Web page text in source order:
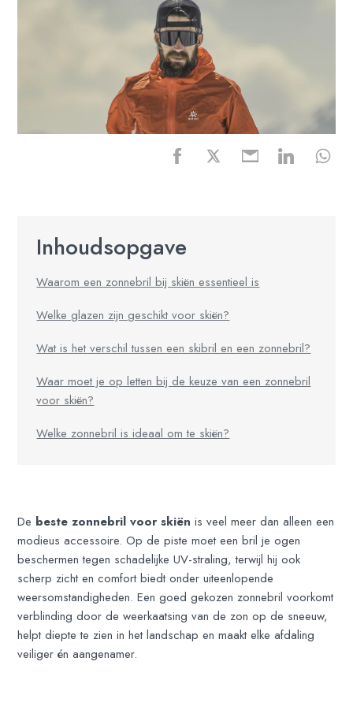
Inhoudsopgave
Waarom een zonnebril bij skiën essentieel is
Welke glazen zijn geschikt voor skiën?
Wat is het verschil tussen een skibril en een zonnebril?
Waar moet je op letten bij de keuze van een zonnebril
voor skiën?
Welke zonnebril is ideaal om te skiën?
De beste zonnebril voor skiën is veel meer dan alleen een
modieus accessoire. Op de piste moet een bril je ogen
beschermen tegen schadelijke UV-straling, terwijl hij ook
scherp zicht en comfort biedt onder uiteenlopende
weersomstandigheden. Een goed gekozen zonnebril voorkomt
verblinding door de weerkaatsing van de zon op de sneeuw,
helpt diepte te zien in het landschap en maakt elke afdaling
veiliger én aangenamer.